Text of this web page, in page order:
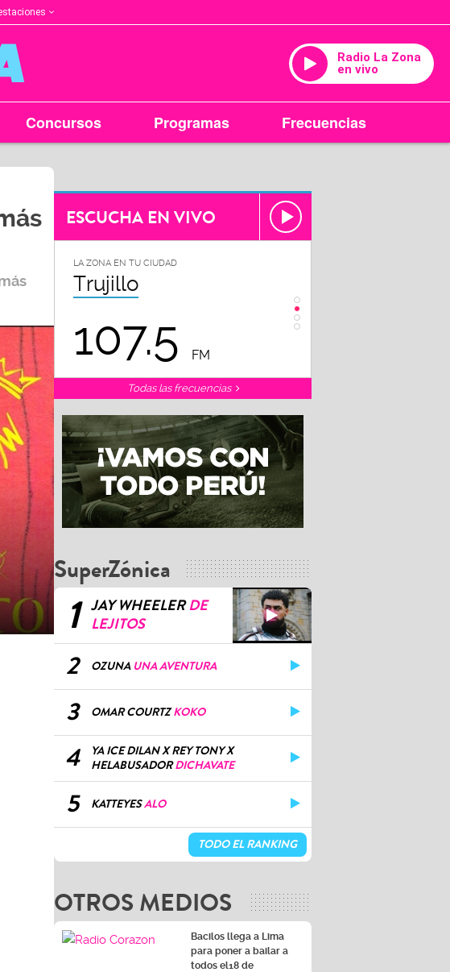
Radio La Zona
en vivo
Concursos Programas Frecuencias
ESCUCHA EN VIVO
LA ZONA EN TU CIUDAD
Trujillo
107.5 FM 102.3
Todas las frecuencias
SuperZónica
1 JAY WHEELERDE
LEJITOS
2 OZUNA UNA AVENTURA
3 OMAR COURTZKOKO
4
YA ICE DILAN X REY TONY X
HELABUSADORDICHAVATE
5 KATTEYESALO
TODO EL RANKING
OTROS MEDIOS
Bacilos llega a Lima
para poner a bailar a
todos el18 de